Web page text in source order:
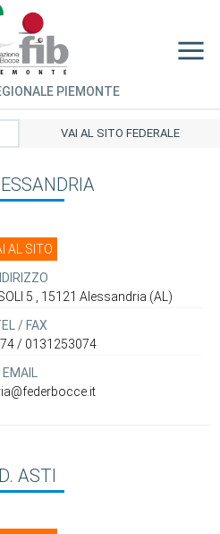
PIEMONTE
VAI AL SITO FEDERALE
AL SITO
5 , 15121 Alessandria (AL)
/ FAX
/ 0131253074
EMAIL
ASTI